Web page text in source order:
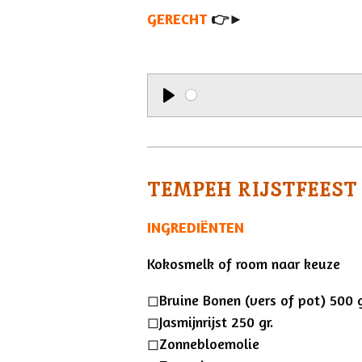
l
GERECHT 👉►
P
y
TEMPEH RIJSTFEEST
INGREDIËNTEN
Kokosmelk of room naar keuze
◻︎Bruine Bonen (vers of pot) 500
◻︎Jasmijnrijst 250 gr.
◻︎Zonnebloemolie